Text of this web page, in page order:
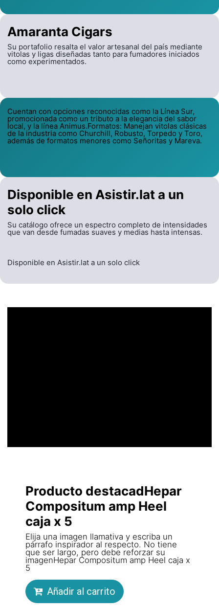
Amaranta Cigars
Su portafolio resalta el valor artesanal del país mediante
vitolas y ligas diseñadas tanto para fumadores iniciados
como experimentados.
Cuentan con opciones reconocidas como la Línea Sur,
promocionada como un tributo a la elegancia del sabor
local, y la línea Animus.Formatos: Manejan vitolas clásicas
de la industria como Churchill, Robusto, Torpedo y Toro,
además de formatos menores como Señoritas y Mareva.
Disponible en Asistir.lat a un
solo click
Su catálogo ofrece un espectro completo de intensidades
que van desde fumadas suaves y medias hasta intensas.
Disponible en Asistir.lat a un solo click
Producto destacadHepar
Compositum amp Heel
caja x 5
Elija una imagen llamativa y escriba un
párrafo inspirador al respecto. No tiene
que ser largo, pero debe reforzar su
imagenHepar Compositum amp Heel caja x
5
Añadir al carrito